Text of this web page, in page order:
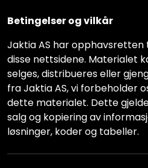
Betingelser og vilkår
Jaktia AS har opphavsretten
disse nettsidene. Materialet
selges, distribueres eller
fra Jaktia AS, vi forbeholder
dette materialet. Dette
salg og kopiering av
løsninger, koder og tabeller.